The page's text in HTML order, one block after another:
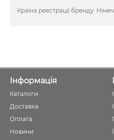
Країна реестрації бренду:
Інформація
Каталоги
Доставка
Оплата
Новини